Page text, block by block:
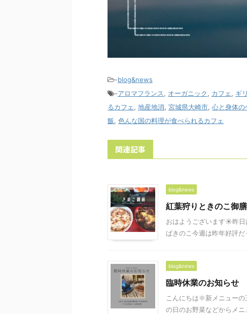
-blog&news
-アロマフランス, オーガニック, カフェ, ギ
るカフェ, 地産地消, 宮城県大崎市, 心と身体の
飯, 色んな国の料理が食べられるカフェ
関連記事
blog&news
紅葉狩りときのこ御膳
おはようございます☀昨日
ばきのこ今週は昨年好評
blog&news
臨時休業のお知らせ
こんにちは🌞新メニュー
の日のお野菜などからメ